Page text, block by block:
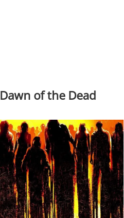
Dawn of the Dead